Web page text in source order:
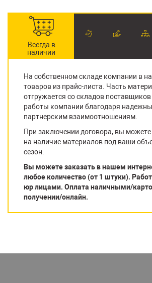
Всегда в
наличии
На собственном складе компании в
товаров из прайс-листа. Часть
отгружается со складов
работы компании благодаря
партнерским взаимоотношениям.
При заключении договора, вы
на наличие материалов под ваши
сезон.
Вы можете заказать в нашем
любое количество (от 1 штуки).
юр лицами. Оплата наличными/
получении/онлайн.